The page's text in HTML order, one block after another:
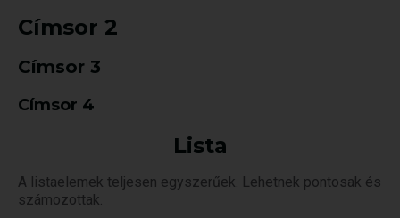
Címsor 2
Címsor 3
Címsor 4
Lista
A listaelemek teljesen egyszerűek. Lehetnek pontosak és
számozottak.